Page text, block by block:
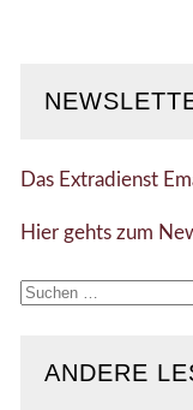
Das Extradienst
Hier gehts zum
Suchen
ANDERE